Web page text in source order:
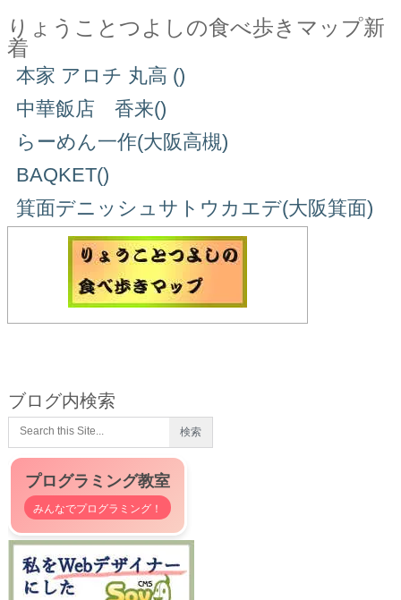
りょうことつよしの食べ歩きマップ新
着
本家 アロチ 丸高 ()
中華飯店 香来()
らーめん一作(大阪高槻)
BAQKET()
箕面デニッシュサトウカエデ(大阪箕面)
ブログ内検索
プログラミング教室
みんなでプログラミング！